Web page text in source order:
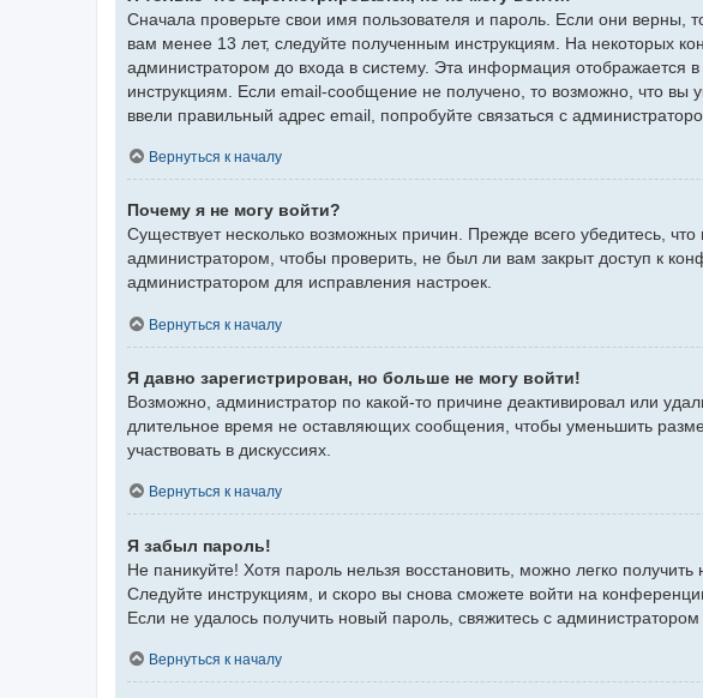
Сначала проверьте свои имя пользователя и пароль. Если они верны,
вам менее 13 лет, следуйте полученным инструкциям. На некоторых
администратором до входа в систему. Эта информация
инструкциям. Если email-сообщение не получено, то возможно, что
ввели правильный адрес email, попробуйте связаться с
Вернуться к началу
Почему я не могу войти?
Существует несколько возможных причин. Прежде всего убедитесь,
администратором, чтобы проверить, не был ли вам закрыт доступ к
администратором для исправления настроек.
Вернуться к началу
Я давно зарегистрирован, но больше не могу войти!
Возможно, администратор по какой-то причине деактивировал или
длительное время не оставляющих сообщения, чтобы уменьшить
участвовать в дискуссиях.
Вернуться к началу
Я забыл пароль!
Не паникуйте! Хотя пароль нельзя восстановить, можно легко
Следуйте инструкциям, и скоро вы снова сможете войти на
Если не удалось получить новый пароль, свяжитесь с
Вернуться к началу